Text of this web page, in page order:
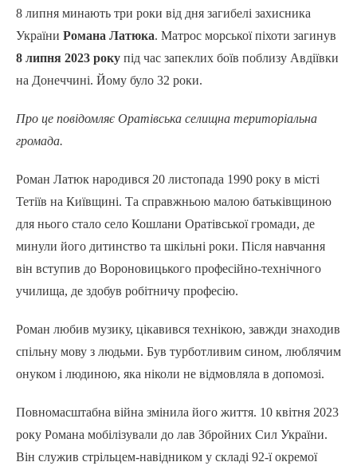
8 липня минають три роки від дня загибелі захисника
України Романа Латюка. Матрос морської піхоти загинув
8 липня 2023 року під час запеклих боїв поблизу Авдіївки
на Донеччині. Йому було 32 роки.
Про це повідомляє Оратівська селищна територіальна
громада.
Роман Латюк народився 20 листопада 1990 року в місті
Тетіїв на Київщині. Та справжньою малою батьківщиною
для нього стало село Кошлани Оратівської громади, де
минули його дитинство та шкільні роки. Після навчання
він вступив до Вороновицького професійно-технічного
училища, де здобув робітничу професію.
Роман любив музику, цікавився технікою, завжди знаходив
спільну мову з людьми. Був турботливим сином, люблячим
онуком і людиною, яка ніколи не відмовляла в допомозі.
Повномасштабна війна змінила його життя. 10 квітня 2023
року Романа мобілізували до лав Збройних Сил України.
Він служив стрільцем-навідником у складі 92-ї окремої